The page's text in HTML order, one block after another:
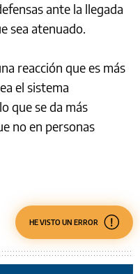
ante la llegada
sea atenuado.
reacción que es más
el sistema
que se da más
no en personas
HE VISTO UN ERROR